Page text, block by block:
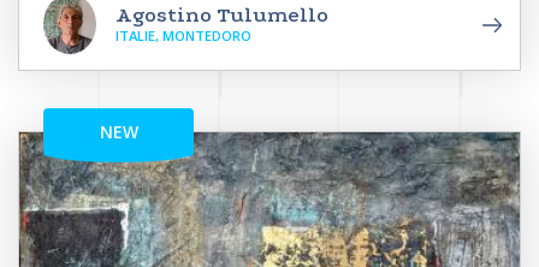
Agostino Tulumello
ITALIE, MONTEDORO
NEW